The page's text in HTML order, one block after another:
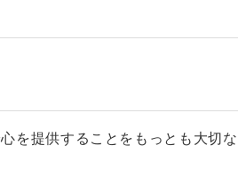
を提供することをもっとも大切な